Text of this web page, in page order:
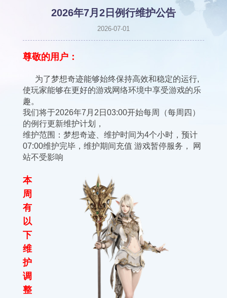
2026年7月2日例行维护公告
2026-07-01
尊敬的用户：
为了梦想奇迹能够始终保持高效和稳定的运行,
使玩家能够在更好的游戏网络环境中享受游戏的乐
趣。
我们将于2026年7月2日03:00开始每周（每周四）
的例行更新维护计划，
维护范围：梦想奇迹、维护时间为4个小时，预计
07:00维护完毕，维护期间充值 游戏暂停服务， 网
站不受影响
本
周
有
以
下
维
护
调
整